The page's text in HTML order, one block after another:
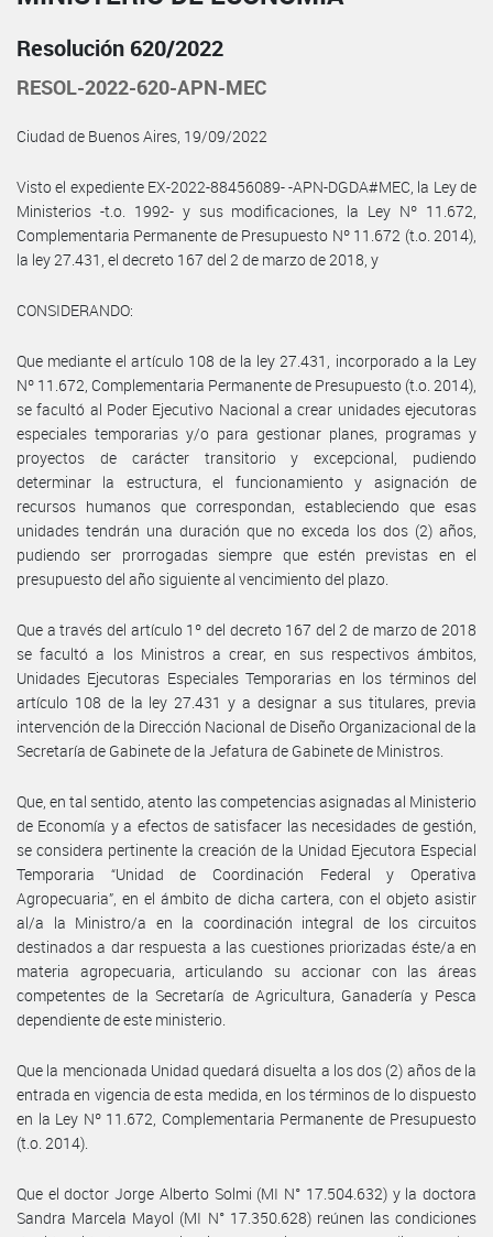
Resolución 620/2022
RESOL-2022-620-APN-MEC
Ciudad de Buenos Aires, 19/09/2022
Visto el expediente EX-2022-88456089- -APN-DGDA#MEC, la Ley de
Ministerios -t.o. 1992- y sus modificaciones, la Ley Nº 11.672,
Complementaria Permanente de Presupuesto Nº 11.672 (t.o. 2014),
la ley 27.431, el decreto 167 del 2 de marzo de 2018, y
CONSIDERANDO:
Que mediante el artículo 108 de la ley 27.431, incorporado a la Ley
Nº 11.672, Complementaria Permanente de Presupuesto (t.o. 2014),
se facultó al Poder Ejecutivo Nacional a crear unidades ejecutoras
especiales temporarias y/o para gestionar planes, programas y
proyectos de carácter transitorio y excepcional, pudiendo
determinar la estructura, el funcionamiento y asignación de
recursos humanos que correspondan, estableciendo que esas
unidades tendrán una duración que no exceda los dos (2) años,
pudiendo ser prorrogadas siempre que estén previstas en el
presupuesto del año siguiente al vencimiento del plazo.
Que a través del artículo 1º del decreto 167 del 2 de marzo de 2018
se facultó a los Ministros a crear, en sus respectivos ámbitos,
Unidades Ejecutoras Especiales Temporarias en los términos del
artículo 108 de la ley 27.431 y a designar a sus titulares, previa
intervención de la Dirección Nacional de Diseño Organizacional de la
Secretaría de Gabinete de la Jefatura de Gabinete de Ministros.
Que, en tal sentido, atento las competencias asignadas al Ministerio
de Economía y a efectos de satisfacer las necesidades de gestión,
se considera pertinente la creación de la Unidad Ejecutora Especial
Temporaria “Unidad de Coordinación Federal y Operativa
Agropecuaria”, en el ámbito de dicha cartera, con el objeto asistir
al/a la Ministro/a en la coordinación integral de los circuitos
destinados a dar respuesta a las cuestiones priorizadas éste/a en
materia agropecuaria, articulando su accionar con las áreas
competentes de la Secretaría de Agricultura, Ganadería y Pesca
dependiente de este ministerio.
Que la mencionada Unidad quedará disuelta a los dos (2) años de la
entrada en vigencia de esta medida, en los términos de lo dispuesto
en la Ley Nº 11.672, Complementaria Permanente de Presupuesto
(t.o. 2014).
Que el doctor Jorge Alberto Solmi (MI N° 17.504.632) y la doctora
Sandra Marcela Mayol (MI N° 17.350.628) reúnen las condiciones